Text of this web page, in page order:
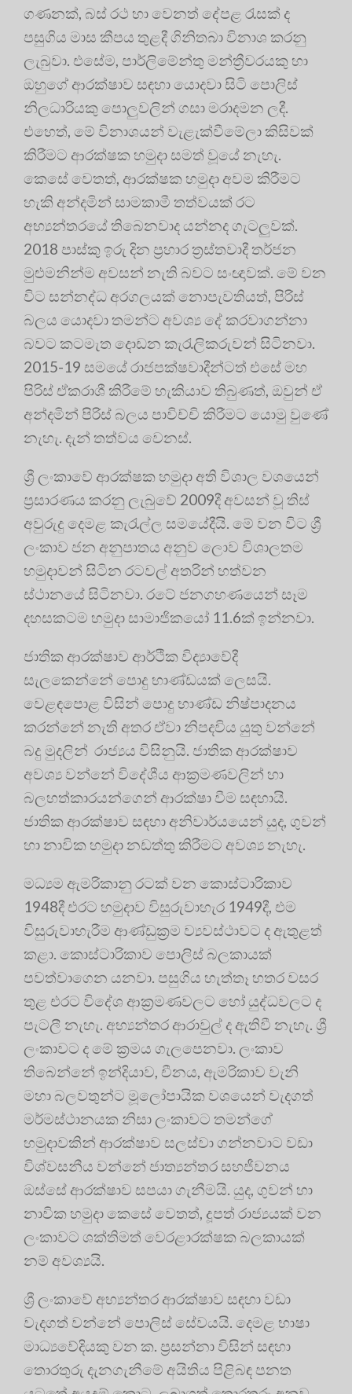
ගණනක්, බස් රථ හා වෙනත් දේපළ රැසක් ද
පසුගිය මාස කීපය තුළදී ගිනිතබා විනාශ කරනු
ලැබුවා. එසේම, පාර්ලිමේන්තු මන්ත්‍රීවරයකු හා
ඔහුගේ ආරක්ෂාව සඳහා යොදවා සිටි පොලිස්
නිලධාරියකු පොලුවලින් ගසා මරාදමන ලදී.
එහෙත්, මේ විනාශයන් වැළැක්වීමේලා කිසිවක්
කිරීමට ආරක්ෂක හමුදා සමත් වූයේ නැහැ.
කෙසේ වෙතත්, ආරක්ෂක හමුදා අවම කිරීමට
හැකි අන්දමින් සාමකාමී තත්වයක් රට
අභ්‍යන්තරයේ තිබෙනවාද යන්නද ගැටලුවක්.
2018 පාස්කු ඉරු දින ප්‍රහාර ත්‍රස්තවාදී තර්ජන
මුළුමනින්ම අවසන් නැති බවට සංඥාවක්. මේ වන
විට සන්නද්ධ අරගලයක් නොපැවතියත්, පිරිස්
බලය යොදවා තමන්ට අවශ්‍ය දේ කරවාගන්නා
බවට කටමැත දොඩන කැරැලිකරුවන් සිටිනවා.
2015-19 සමයේ රාජපක්ෂවාදීන්ටත් එසේ මහ
පිරිස් ඒකරාශී කිරීමේ හැකියාව තිබුණත්, ඔවුන් ඒ
අන්දමින් පිරිස් බලය පාවිච්චි කිරීමට යොමු වුණේ
නැහැ. දැන් තත්වය වෙනස්.
ශ්‍රී ලංකාවේ ආරක්ෂක හමුදා අති විශාල වශයෙන්
ප්‍රසාරණය කරනු ලැබුවේ 2009දී අවසන් වූ තිස්
අවුරුදු දෙමළ කැරැල්ල සමයේදීයි. මේ වන විට ශ්‍රී
ලංකාව ජන අනුපාතය අනුව ලොව විශාලතම
හමුදාවන් සිටින රටවල් අතරින් හත්වන
ස්ථානයේ සිටිනවා. රටේ ජනගහණයෙන් සෑම
දහසකටම හමුදා සාමාජිකයෝ 11.6ක් ඉන්නවා.
ජාතික ආරක්ෂාව ආර්ථික විද්‍යාවේදී
සැලකෙන්නේ පොදු භාණ්ඩයක් ලෙසයි.
වෙළඳපොළ විසින් පොදු භාණ්ඩ නිෂ්පාදනය
කරන්නේ නැති අතර ඒවා නිපදවිය යුතු වන්නේ
බදු මුදලින් රාජ්‍යය විසිනුයි. ජාතික ආරක්ෂාව
අවශ්‍ය වන්නේ විදේශීය ආක්‍රමණවලින් හා
බලහත්කාරයන්ගෙන් ආරක්ෂා වීම සඳහායි.
ජාතික ආරක්ෂාව සඳහා අනිවාර්යයෙන් යුද, ගුවන්
හා නාවික හමුදා නඩත්තු කිරීමට අවශ්‍ය නැහැ.
මධ්‍යම ඇමරිකානු රටක් වන කොස්ටාරිකාව
1948දී එරට හමුදාව විසුරුවාහැර 1949දී, එම
විසුරුවාහැරීම ආණ්ඩුක්‍රම ව්‍යවස්ථාවට ද ඇතුළත්
කළා. කොස්ටාරිකාව පොලිස් බලකායක්
පවත්වාගෙන යනවා. පසුගිය හැත්තෑ හතර වසර
තුළ එරට විදේශ ආක්‍රමණවලට හෝ යුද්ධවලට ද
පැටලී නැහැ. අභ්‍යන්තර ආරාවුල් ද ඇතිවී නැහැ. ශ්‍රී
ලංකාවට ද මේ ක්‍රමය ගැලපෙනවා. ලංකාව
තිබෙන්නේ ඉන්දියාව, චීනය, ඇමරිකාව වැනි
මහා බලවතුන්ට මූලෝපායික වශයෙන් වැදගත්
මර්මස්ථානයක නිසා ලංකාවට තමන්ගේ
හමුදාවකින් ආරක්ෂාව සලස්වා ගන්නවාට වඩා
විශ්වසනීය වන්නේ ජාත්‍යන්තර සහජීවනය
ඔස්සේ ආරක්ෂාව සපයා ගැනීමයි. යුද, ගුවන් හා
නාවික හමුදා කෙසේ වෙතත්, දූපත් රාජ්‍යයක් වන
ලංකාවට ශක්තිමත් වෙරළාරක්ෂක බලකායක්
නම් අවශ්‍යයි.
ශ්‍රී ලංකාවේ අභ්‍යන්තර ආරක්ෂාව සඳහා වඩා
වැදගත් වන්නේ පොලිස් සේවයයි. දෙමළ භාෂා
මාධ්‍යවේදියකු වන ක. ප්‍රසන්නා විසින් සඳහා
තොරතුරු දැනගැනීමේ අයිතිය පිළිබඳ පනත